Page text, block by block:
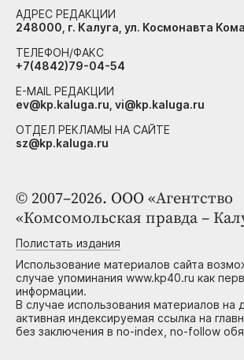
© 2007–2026. ООО «Агентство
«Комсомольская правда –
Полистать издания
Использование материалов сайта
случае упоминания www.kp40.ru как
информации.
В случае использования материалов на
активная индексируемая ссылка на
без заключения в no-index, no-follow
АДРЕС РЕДАКЦИИ
248000, г. Калуга, ул. Космонавта
ТЕЛЕФОН/ФАКС
+7(4842)79-04-54
E-MAIL РЕДАКЦИИ
ev@kp.kaluga.ru, vi@kp.kaluga.ru
ОТДЕЛ РЕКЛАМЫ НА САЙТЕ
sz@kp.kaluga.ru